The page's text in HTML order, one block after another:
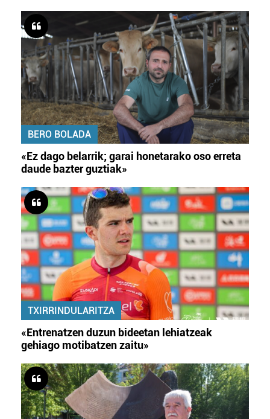
BERO BOLADA
«Ez dago belarrik; garai honetarako oso erreta
daude bazter guztiak»
TXIRRINDULARITZA
«Entrenatzen duzun bideetan lehiatzeak
gehiago motibatzen zaitu»